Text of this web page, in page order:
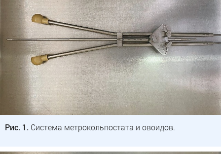
Рис. 1. Система метрокольпостата и овоидов.